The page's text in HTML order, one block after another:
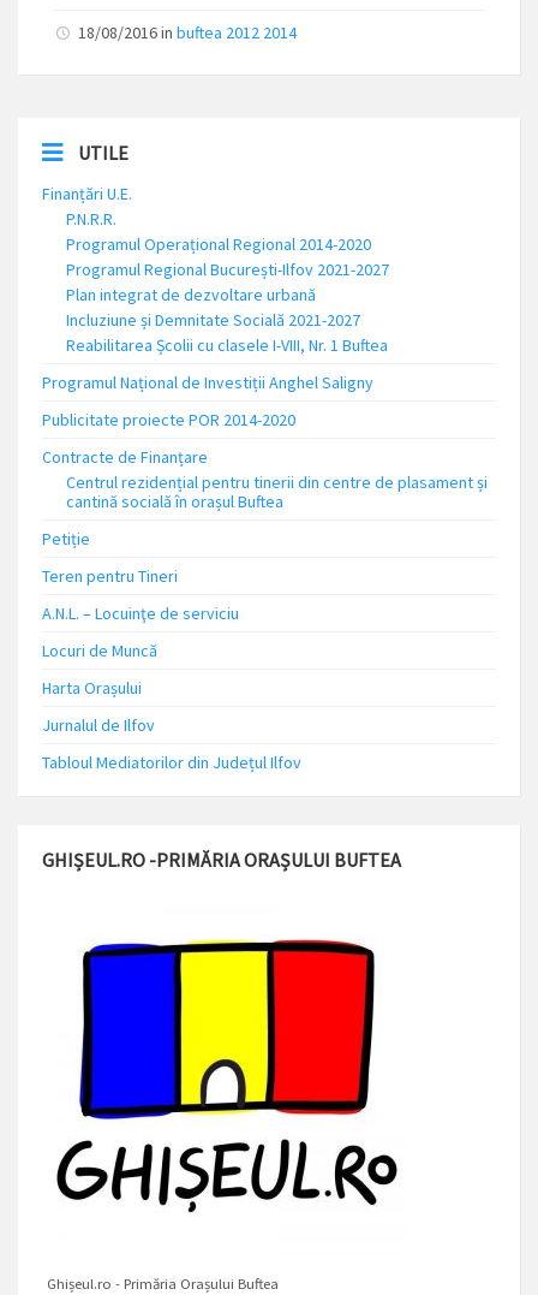
18/08/2016in buftea 2012 2014
UTILE
Finanțări U.E.
P.N.R.R.
Programul Operațional Regional 2014-2020
Programul Regional București-Ilfov 2021-2027
Plan integrat de dezvoltare urbană
Incluziune și Demnitate Socială 2021-2027
Reabilitarea Școlii cu clasele I-VIII, Nr. 1 Buftea
Programul Național de Investiții Anghel Saligny
Publicitate proiecte POR 2014-2020
Contracte de Finanțare
Centrul rezidențial pentru tinerii din centre de plasament și
cantină socială în orașul Buftea
Petiție
Teren pentru Tineri
A.N.L. – Locuinţe de serviciu
Locuri de Muncă
Harta Orașului
Jurnalul de Ilfov
Tabloul Mediatorilor din Județul Ilfov
GHIȘEUL.RO -PRIMĂRIA ORAȘULUI BUFTEA
Ghișeul.ro - Primăria Orașului Buftea